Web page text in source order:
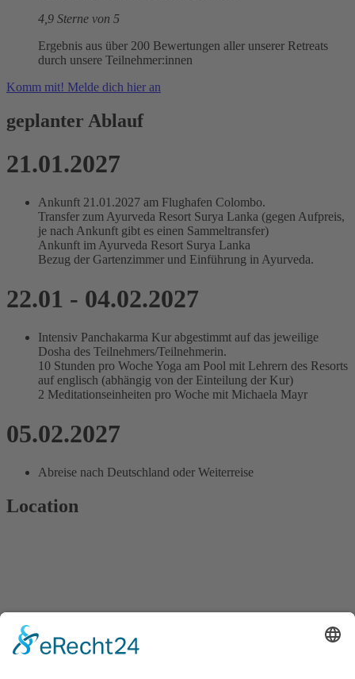
4,9 Sterne von 5
Ergebnis aus über 200 Bewertungen aller unserer Retreats
durch unsere Teilnehmer:innen
Komm mit! Melde dich hier an
geplanter Ablauf
21.01.2027
Ankunft 21.01.2027 am Flughafen Colombo.
Transfer zum Ayurveda Resort Surya Lanka (gegen Aufpreis,
je nach Ankunft gibt es einen Sammeltransfer)
Ankunft im Ayurveda Resort Surya Lanka
Bezug der Gartenzimmer und Einführung in Ayurveda.
22.01 - 04.02.2027
Intensiv Panchakarma Kur abgestimmt auf das jeweilige
Dosha des Teilnehmers/Teilnehmerin.
10 Stunden pro Woche Yoga am Pool mit Lehrern des Resorts
auf englisch (abhängig von der Einteilung der Kur)
2 Meditationseinheiten pro Woche mit Michaela Mayr
05.02.2027
Abreise nach Deutschland oder Weiterreise
Location